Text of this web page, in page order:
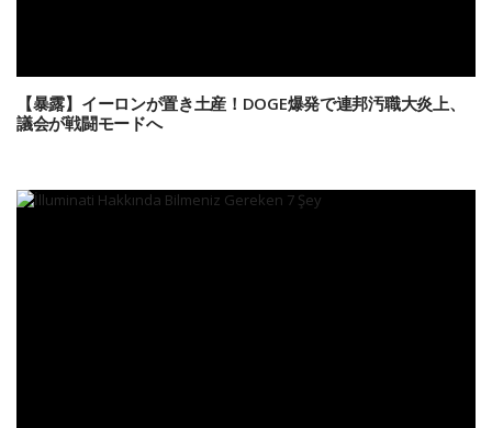
【暴露】イーロンが置き土産！DOGE爆発で連邦汚職大炎上、
議会が戦闘モードへ